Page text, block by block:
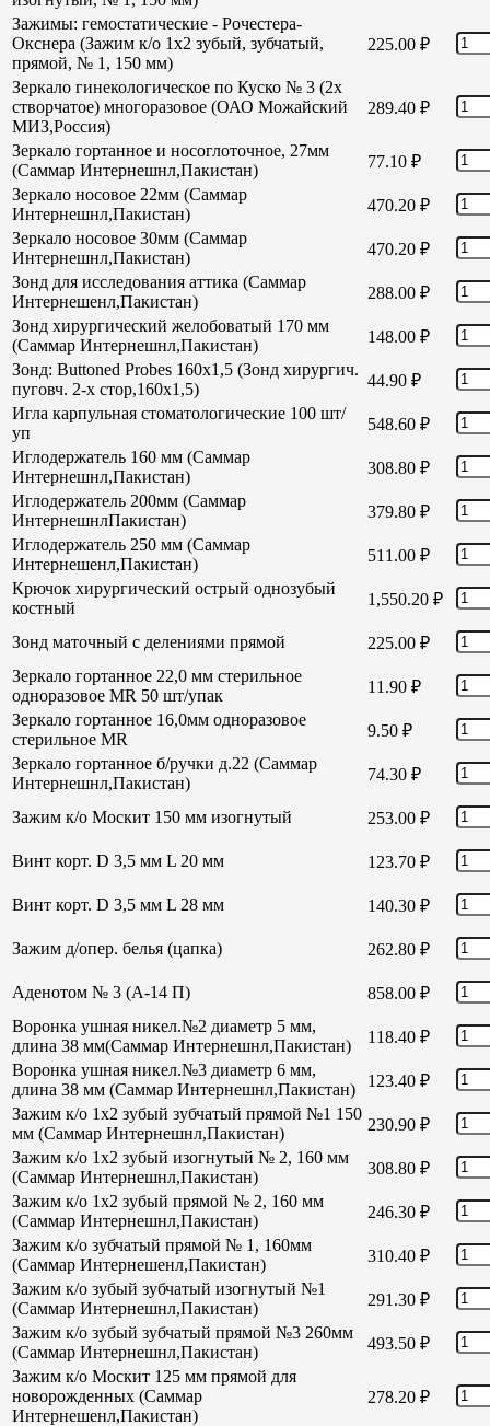
Зажимы: гемостатические - Рочестера-
Окснера (Зажим к/о 1х2 зубый, зубчатый,
прямой, № 1, 150 мм)
225.00 ₽
Зеркало гинекологическое по Куско № 3 (2х
створчатое) многоразовое (ОАО Можайский
МИЗ,Россия)
289.40 ₽
Зеркало гортанное и носоглоточное, 27мм
(Саммар Интернешнл,Пакистан)
77.10 ₽
Зеркало носовое 22мм (Саммар
Интернешнл,Пакистан)
470.20 ₽
Зеркало носовое 30мм (Саммар
Интернешнл,Пакистан)
470.20 ₽
Зонд для исследования аттика (Саммар
Интернешенл,Пакистан)
288.00 ₽
Зонд хирургический желобоватый 170 мм
(Саммар Интернешнл,Пакистан)
148.00 ₽
Зонд: Buttoned Probes 160х1,5 (Зонд хирургич.
пуговч. 2-х стор,160х1,5)
44.90 ₽
Игла карпульная стоматологические 100 шт/
уп
548.60 ₽
Иглодержатель 160 мм (Саммар
Интернешнл,Пакистан)
308.80 ₽
Иглодержатель 200мм (Саммар
ИнтернешнлПакистан)
379.80 ₽
Иглодержатель 250 мм (Саммар
Интернешенл,Пакистан)
511.00 ₽
Крючок хирургический острый однозубый
костный
1,550.20 ₽
Зонд маточный с делениями прямой 225.00 ₽
Зеркало гортанное 22,0 мм стерильное
одноразовое MR 50 шт/упак
11.90 ₽
Зеркало гортанное 16,0мм одноразовое
стерильное MR
9.50 ₽
Зеркало гортанное б/ручки д.22 (Саммар
Интернешнл,Пакистан)
74.30 ₽
Зажим к/о Москит 150 мм изогнутый 253.00 ₽
Винт корт. D 3,5 мм L 20 мм 123.70 ₽
Винт корт. D 3,5 мм L 28 мм 140.30 ₽
Зажим д/опер. белья (цапка) 262.80 ₽
Аденотом № 3 (А-14 П) 858.00 ₽
Воронка ушная никел.№2 диаметр 5 мм,
длина 38 мм(Саммар Интернешнл,Пакистан)
118.40 ₽
Воронка ушная никел.№3 диаметр 6 мм,
длина 38 мм (Саммар Интернешнл,Пакистан)
123.40 ₽
Зажим к/о 1х2 зубый зубчатый прямой №1 150
мм (Саммар Интернешнл,Пакистан)
230.90 ₽
Зажим к/о 1х2 зубый изогнутый № 2, 160 мм
(Саммар Интернешнл,Пакистан)
308.80 ₽
Зажим к/о 1х2 зубый прямой № 2, 160 мм
(Саммар Интернешнл,Пакистан)
246.30 ₽
Зажим к/о зубчатый прямой № 1, 160мм
(Саммар Интернешенл,Пакистан)
310.40 ₽
Зажим к/о зубый зубчатый изогнутый №1
(Саммар Интернешнл,Пакистан)
291.30 ₽
Зажим к/о зубый зубчатый прямой №3 260мм
(Саммар Интернешнл,Пакистан)
493.50 ₽
Зажим к/о Москит 125 мм прямой для
новорожденных (Саммар
Интернешенл,Пакистан)
278.20 ₽